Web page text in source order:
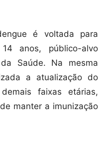
é voltada para
anos, público-alvo
Saúde. Na mesma
a atualização do
faixas etárias,
manter a imunização